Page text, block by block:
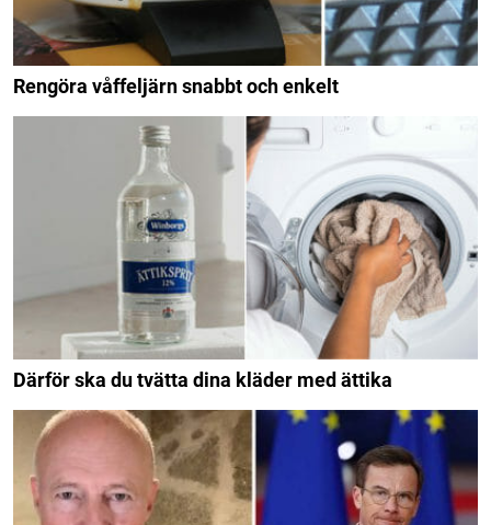
Rengöra våffeljärn snabbt och enkelt
Därför ska du tvätta dina kläder med ättika